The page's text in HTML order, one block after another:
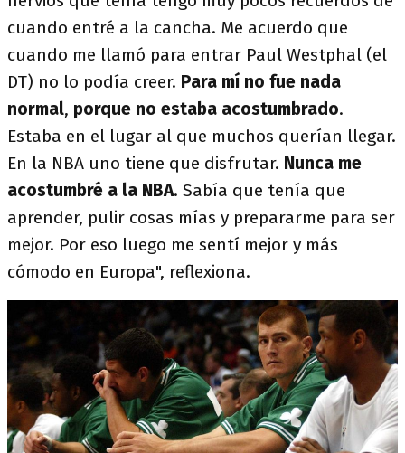
cuando entré a la cancha. Me acuerdo que
cuando me llamó para entrar Paul Westphal (el
DT) no lo podía creer. Para mí no fue nada
normal, porque no estaba acostumbrado.
Estaba en el lugar al que muchos querían llegar.
En la NBA uno tiene que disfrutar. Nunca me
acostumbré a la NBA. Sabía que tenía que
aprender, pulir cosas mías y prepararme para ser
mejor. Por eso luego me sentí mejor y más
cómodo en Europa", reflexiona.